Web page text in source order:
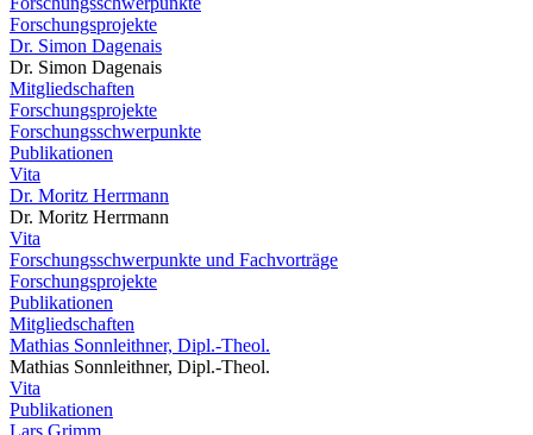
Forschungsprojekte
Dr. Simon Dagenais
Dr. Simon Dagenais
Mitgliedschaften
Forschungsprojekte
Forschungsschwerpunkte
Publikationen
Vita
Dr. Moritz Herrmann
Dr. Moritz Herrmann
Vita
Forschungsschwerpunkte und Fachvorträge
Forschungsprojekte
Publikationen
Mitgliedschaften
Mathias Sonnleithner, Dipl.-Theol.
Mathias Sonnleithner, Dipl.-Theol.
Vita
Publikationen
Lars Grimm